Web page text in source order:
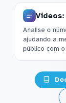
Analise o
ajudando a
público com